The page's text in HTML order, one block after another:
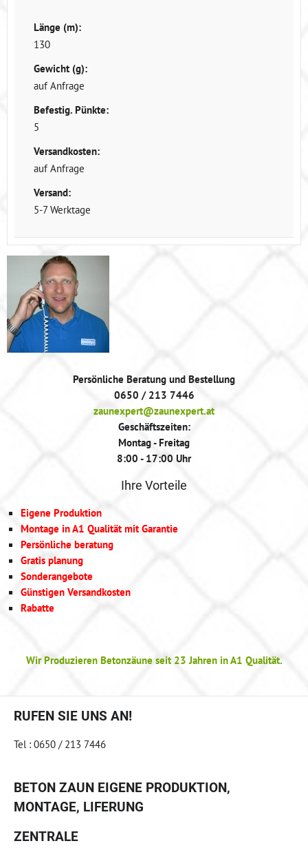
Länge (m):
130
Gewicht (g):
auf Anfrage
Befestig. Pünkte:
5
Versandkosten:
auf Anfrage
Versand:
5-7 Werktage
Persönliche Beratung und Bestellung
0650 / 213 7446
zaunexpert@zaunexpert.at
Geschäftszeiten:
Montag - Freitag
8:00 - 17:00 Uhr
Ihre Vorteile
Eigene Produktion
Montage in A1 Qualität mit Garantie
Persönliche beratung
Gratis planung
Sonderangebote
Günstigen Versandkosten
Rabatte
Wir Produzieren Betonzäune seit 23 Jahren in A1 Qualität.
RUFEN SIE UNS AN!
Tel : 0650 / 213 7446
BETON ZAUN EIGENE PRODUKTION,
MONTAGE, LIFERUNG
ZENTRALE